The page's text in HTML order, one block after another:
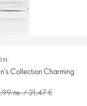
Collection Charming
лв. / 21,47 €